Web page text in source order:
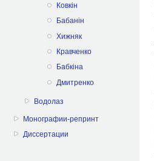
Ковкін
Бабанін
Хижняк
Кравченко
Бабкіна
Дмитренко
Водолаз
Монографии-репринт
Диссертации